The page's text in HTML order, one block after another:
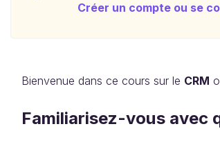
Créer un compte ou se
Bienvenue dans ce cours sur le CRM
Familiarisez-vous avec